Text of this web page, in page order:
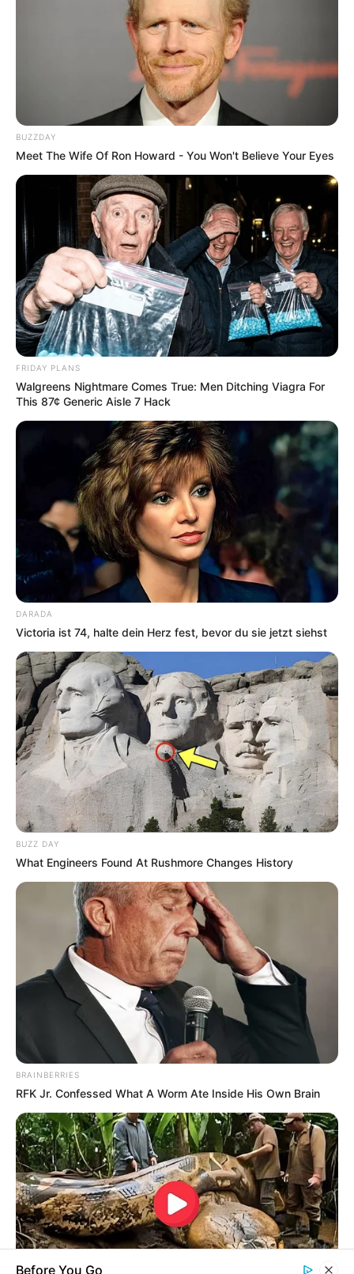
BUZZDAY
Meet The Wife Of Ron Howard - You Won't Believe Your Eyes
FRIDAY PLANS
Walgreens Nightmare Comes True: Men Ditching Viagra For
This 87¢ Generic Aisle 7 Hack
DARADA
Victoria ist 74, halte dein Herz fest, bevor du sie jetzt siehst
BUZZ DAY
What Engineers Found At Rushmore Changes History
BRAINBERRIES
RFK Jr. Confessed What A Worm Ate Inside His Own Brain
Before You Go